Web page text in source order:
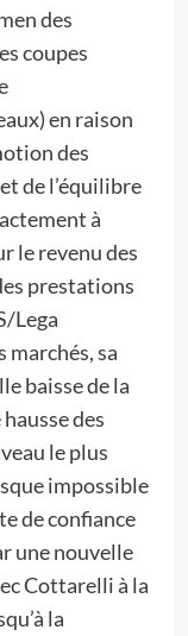
des
coupes
en raison
des
de l’équilibre
à
le revenu des
prestations
Lega
sa
baisse de la
des
le plus
impossible
de confiance
une nouvelle
Cottarelli à la
la